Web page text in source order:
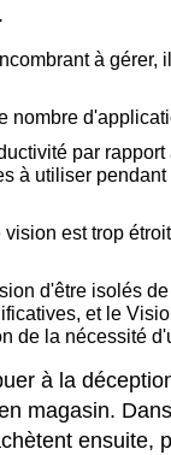
à gérer,
nombre
par
à utiliser
est trop
d'être isolés
et le
de la nécessité
à la
magasin.
ensuite,